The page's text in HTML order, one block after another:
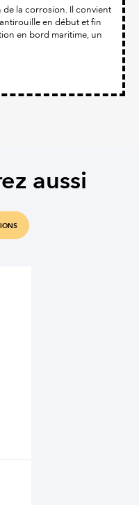
de la corrosion. Il convient
en début et fin
en bord maritime, un
aussi